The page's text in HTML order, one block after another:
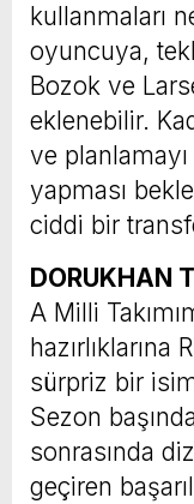
kullanmaları
oyuncuya,
Bozok ve
eklenebilir.
ve
yapması
ciddi bir
DORUKHAN
A Milli
hazırlıklarına
sürpriz bir
Sezon
sonrasında
geçiren